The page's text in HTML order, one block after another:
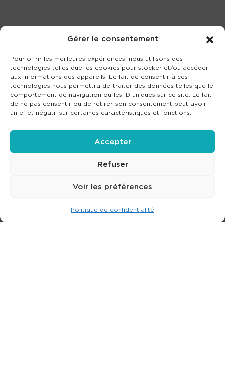
Gérer le consentement
Pour offrir les meilleures expériences, nous utilisons des
technologies telles que les cookies pour stocker et/ou accéder
aux informations des appareils. Le fait de consentir à ces
technologies nous permettra de traiter des données telles que le
comportement de navigation ou les ID uniques sur ce site. Le fait
de ne pas consentir ou de retirer son consentement peut avoir
un effet négatif sur certaines caractéristiques et fonctions.
Accepter
Refuser
Voir les préférences
Politique de confidentialité